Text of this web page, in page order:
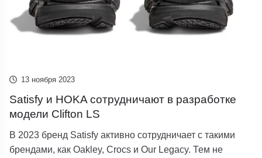
13 ноября 2023
Satisfy и HOKA сотрудничают в разработке
модели Clifton LS
В 2023 бренд Satisfy активно сотрудничает с такими
брендами, как Oakley, Crocs и Our Legacy. Тем не